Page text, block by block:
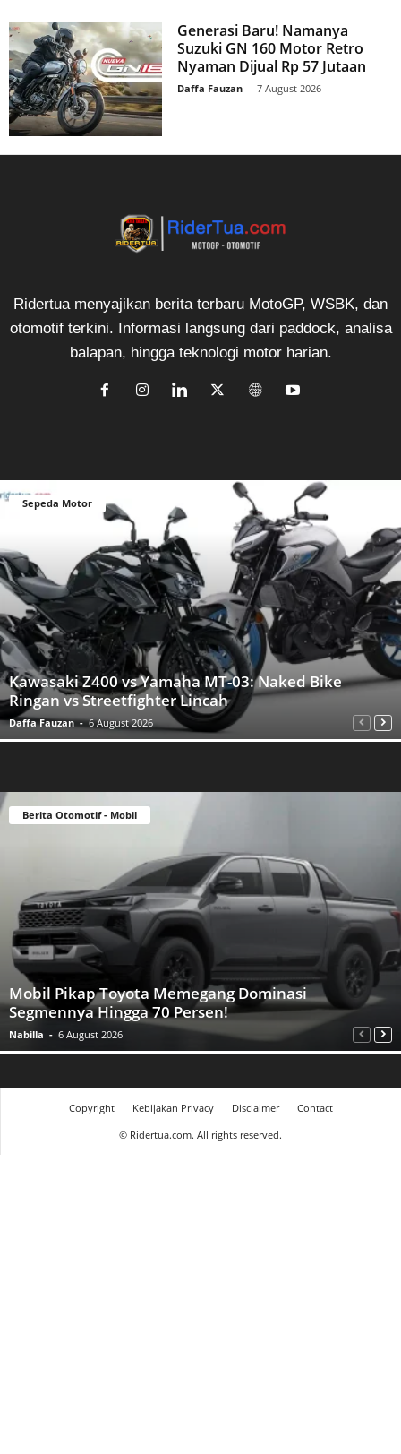
Generasi Baru! Namanya
Suzuki GN 160 Motor Retro
Nyaman Dijual Rp 57 Jutaan
Daffa Fauzan 7 August 2026
Ridertua menyajikan berita terbaru MotoGP, WSBK, dan
otomotif terkini. Informasi langsung dari paddock, analisa
balapan, hingga teknologi motor harian.
Sepeda Motor
Kawasaki Z400 vs Yamaha MT-03: Naked Bike
Ringan vs Streetfighter Lincah
Daffa Fauzan - 6 August 2026
Berita Otomotif - Mobil
Mobil Pikap Toyota Memegang Dominasi
Segmennya Hingga 70 Persen!
Nabilla - 6 August 2026
Copyright Kebijakan Privacy Disclaimer
Contact
© Ridertua.com. All rights reserved.